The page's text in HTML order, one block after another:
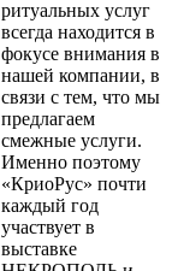
ритуальных услуг
всегда находится в
фокусе внимания в
нашей компании, в
связи с тем, что мы
предлагаем
смежные услуги.
Именно поэтому
«КриоРус» почти
каждый год
участвует в
выставке